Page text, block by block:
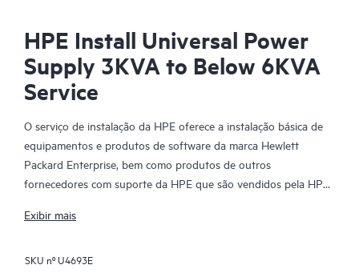
HPE Install Universal Power
Supply 3KVA to Below 6KVA
Service
O serviço de instalação da HPE oferece a instalação básica de
equipamentos e produtos de software da marca Hewlett
Packard Enterprise, bem como produtos de outros
fornecedores com suporte da HPE que são vendidos pela HPE
instalação da HPE faz parte de um conjunto de serviços de
tranquilidade de saber que seus produtos HPE e com suporte
Exibir mais
SKU nºU4693E